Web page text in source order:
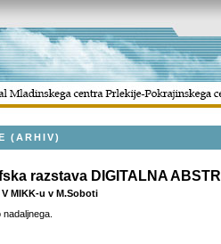
(ARHIV)
razstava DIGITALNA
V MIKK-u v M.Soboti